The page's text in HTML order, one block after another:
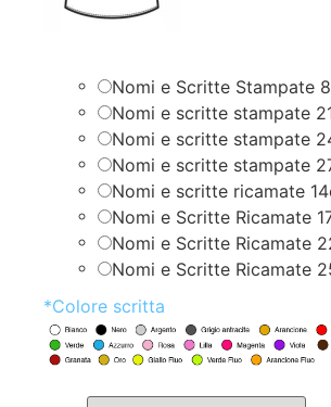
Nomi e Scritte Stampate
Nomi e scritte stampate
Nomi e scritte stampate
Nomi e scritte stampate
Nomi e scritte ricamate
Nomi e Scritte Ricamate
Nomi e Scritte Ricamate
Nomi e Scritte Ricamate
*Colore scritta